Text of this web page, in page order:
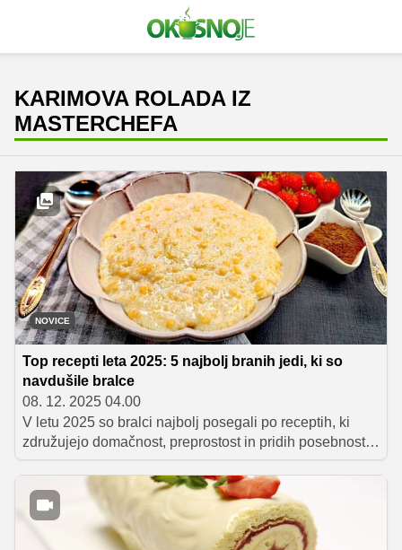
KARIMOVA ROLADA IZ
MASTERCHEFA
NOVICE
Top recepti leta 2025: 5 najbolj branih jedi, ki so
navdušile bralce
08. 12. 2025 04.00
V letu 2025 so bralci najbolj posegali po receptih, ki
združujejo domačnost, preprostost in pridih posebnosti.
Med najbolj branimi najdemo tri odlične sladice, eno
brezčasno klasiko za družinski obed ter toplo
nostalgično jed, ki nas popelje v kuhinjo naših babic.
Predstavljamo vam pet receptov, ki so zaznamovali leto
na kulinaričnem portalu Okusno.je.